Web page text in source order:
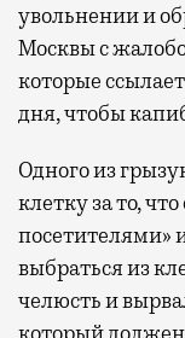
увольнении и
Москвы с
которые
дня, чтобы
Одного из
клетку за то,
посетителями»
выбраться из
челюсть и